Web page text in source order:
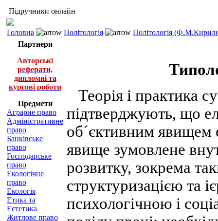
Підручники онлайн
Головна Політологія
Політологія
Партнери
Авторські
реферати,
дипломні та
курсові роботи
Предмети
Аграрне право
Адміністративне
право
Банківське
право
Господарське
право
Екологічне
право
Екологія
Етика та
Естетика
Житлове право
Теорія і практика
підтверджують, що
об´єктивним явищем
явище зумовлене
розвитку, зокрема
структуризацією та
психологічною і